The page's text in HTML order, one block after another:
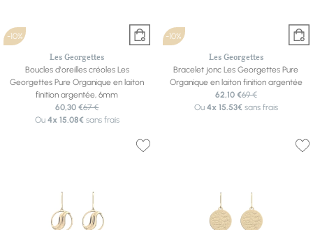
-10%
Les Georgettes
Boucles d'oreilles créoles Les
Georgettes Pure Organique en laiton
finition argentée, 6mm
60,30 €67 €
Ou 4x 15.08€sans frais
-10%
Les Georgettes
Bracelet jonc Les Georgettes Pure
Organique en laiton finition argentée
62,10 €69 €
Ou 4x 15.53€sans frais